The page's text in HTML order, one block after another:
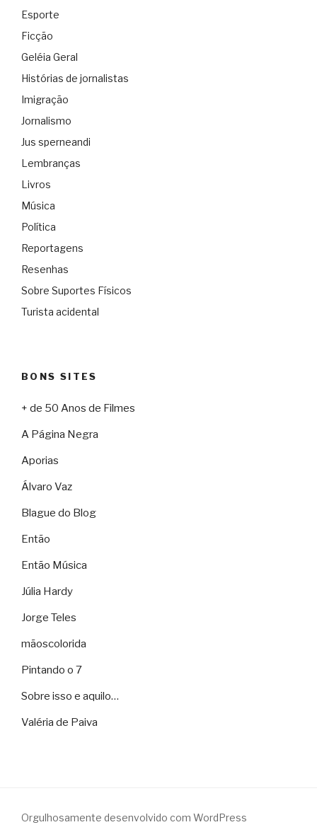
Esporte
Ficção
Geléia Geral
Histórias de jornalistas
Imigração
Jornalismo
Jus sperneandi
Lembranças
Livros
Música
Política
Reportagens
Resenhas
Sobre Suportes Físicos
Turista acidental
BONS SITES
+ de 50 Anos de Filmes
A Página Negra
Aporias
Álvaro Vaz
Blague do Blog
Então
Então Música
Júlia Hardy
Jorge Teles
mãoscolorida
Pintando o 7
Sobre isso e aquilo…
Valéria de Paiva
Orgulhosamente desenvolvido com WordPress